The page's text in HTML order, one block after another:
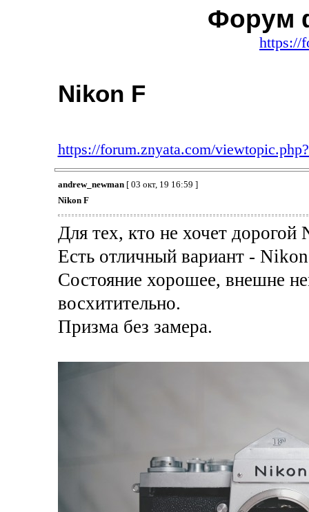
Форум
https://
Nikon F
https://forum.znyata.com/
andrew_newman[ 03 окт, 19 16:59 ]
Nikon F
Для тех, кто не хочет дорогой
Есть отличный вариант -
Состояние хорошее, внешне
восхитительно.
Призма без замера.